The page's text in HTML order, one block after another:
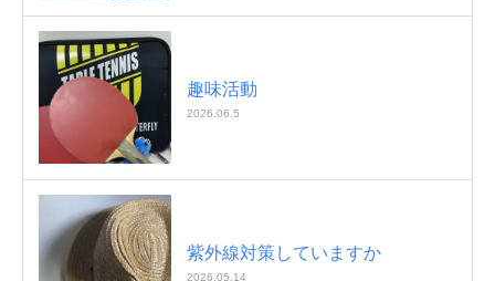
趣味活動
2026.06.5
紫外線対策していますか
2026.05.14